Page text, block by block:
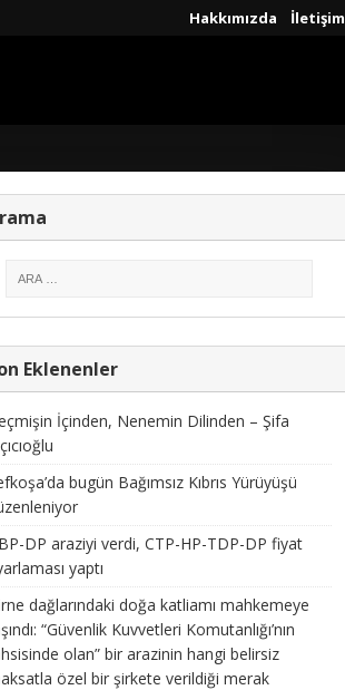
Hakkımızda İletişim
Eklenenler
İçinden, Nenemin Dilinden – Şifa
bugün Bağımsız Kıbrıs Yürüyüşü
DP araziyi verdi, CTP-HP-TDP-DP fiyat
yaptı
dağlarındaki doğa katliamı mahkemeye
“Güvenlik Kuvvetleri Komutanlığı’nın
olan” bir arazinin hangi belirsiz
özel bir şirkete verildiği merak